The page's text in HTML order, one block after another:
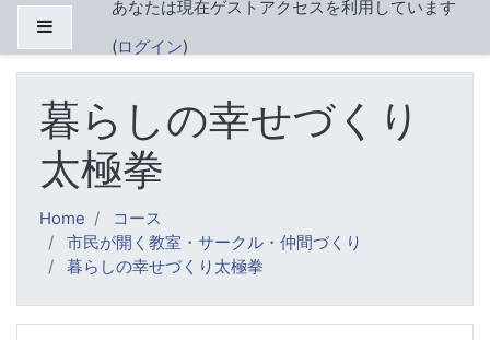
メインコンテンツへスキップする
あなたは現在ゲストアクセスを利用しています
(ログイン)
暮らしの幸せづくり
太極拳
Home
コース
市民が開く教室・サークル・仲間づくり
暮らしの幸せづくり太極拳